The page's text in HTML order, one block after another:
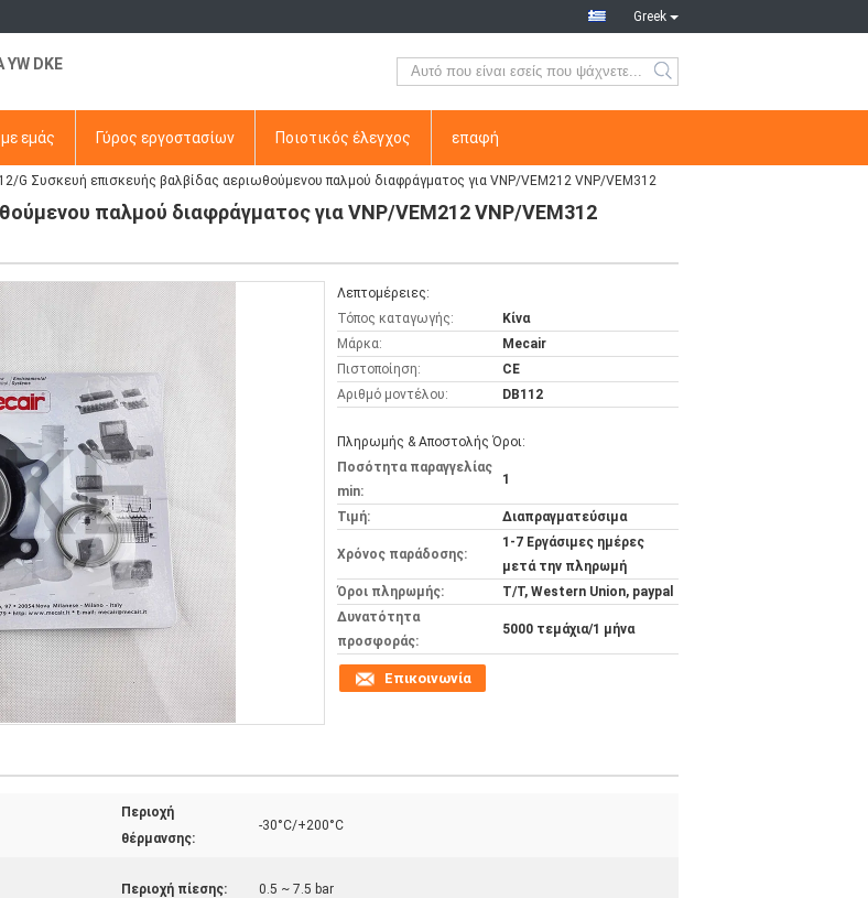
Greek
DKE
εμάς Γύρος εργοστασίων Ποιοτικός έλεγχος επαφή
G Συσκευή επισκευής βαλβίδας αεριωθούμενου παλμού διαφράγματος για VNP/VEM212 VNP/VEM312
παλμού διαφράγματος για VNP/VEM212 VNP/VEM312
Λεπτομέρειες:
Τόπος καταγωγής:
Κίνα
Μάρκα:
Mecair
Πιστοποίηση:
CE
Αριθμό μοντέλου:
DB112
Πληρωμής & Αποστολής Όροι:
Ποσότητα παραγγελίας
min:
1
Τιμή: Διαπραγματεύσιμα
Χρόνος παράδοσης:
1-7 Εργάσιμες ημέρες
μετά την πληρωμή
Όροι πληρωμής:
T/T, Western Union, paypal
Δυνατότητα
προσφοράς:
5000 τεμάχια/1 μήνα
Επικοινωνία
Περιοχή
θέρμανσης:
-30°C/+200°C
Περιοχή πίεσης: 0.5 ~ 7.5 bar